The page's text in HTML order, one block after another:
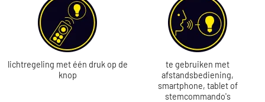
lichtregeling met één druk op de
knop
te gebruiken met
afstandsbediening,
smartphone, tablet of
stemcommando's